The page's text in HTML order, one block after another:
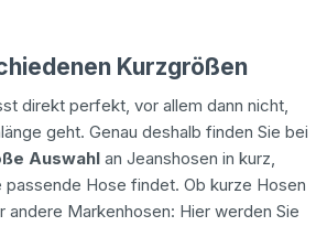
Kurzgrößen
direkt perfekt, vor allem dann nicht,
geht. Genau deshalb finden Sie bei
Auswahl an Jeanshosen in kurz,
passende Hose findet. Ob kurze Hosen
andere Markenhosen: Hier werden Sie